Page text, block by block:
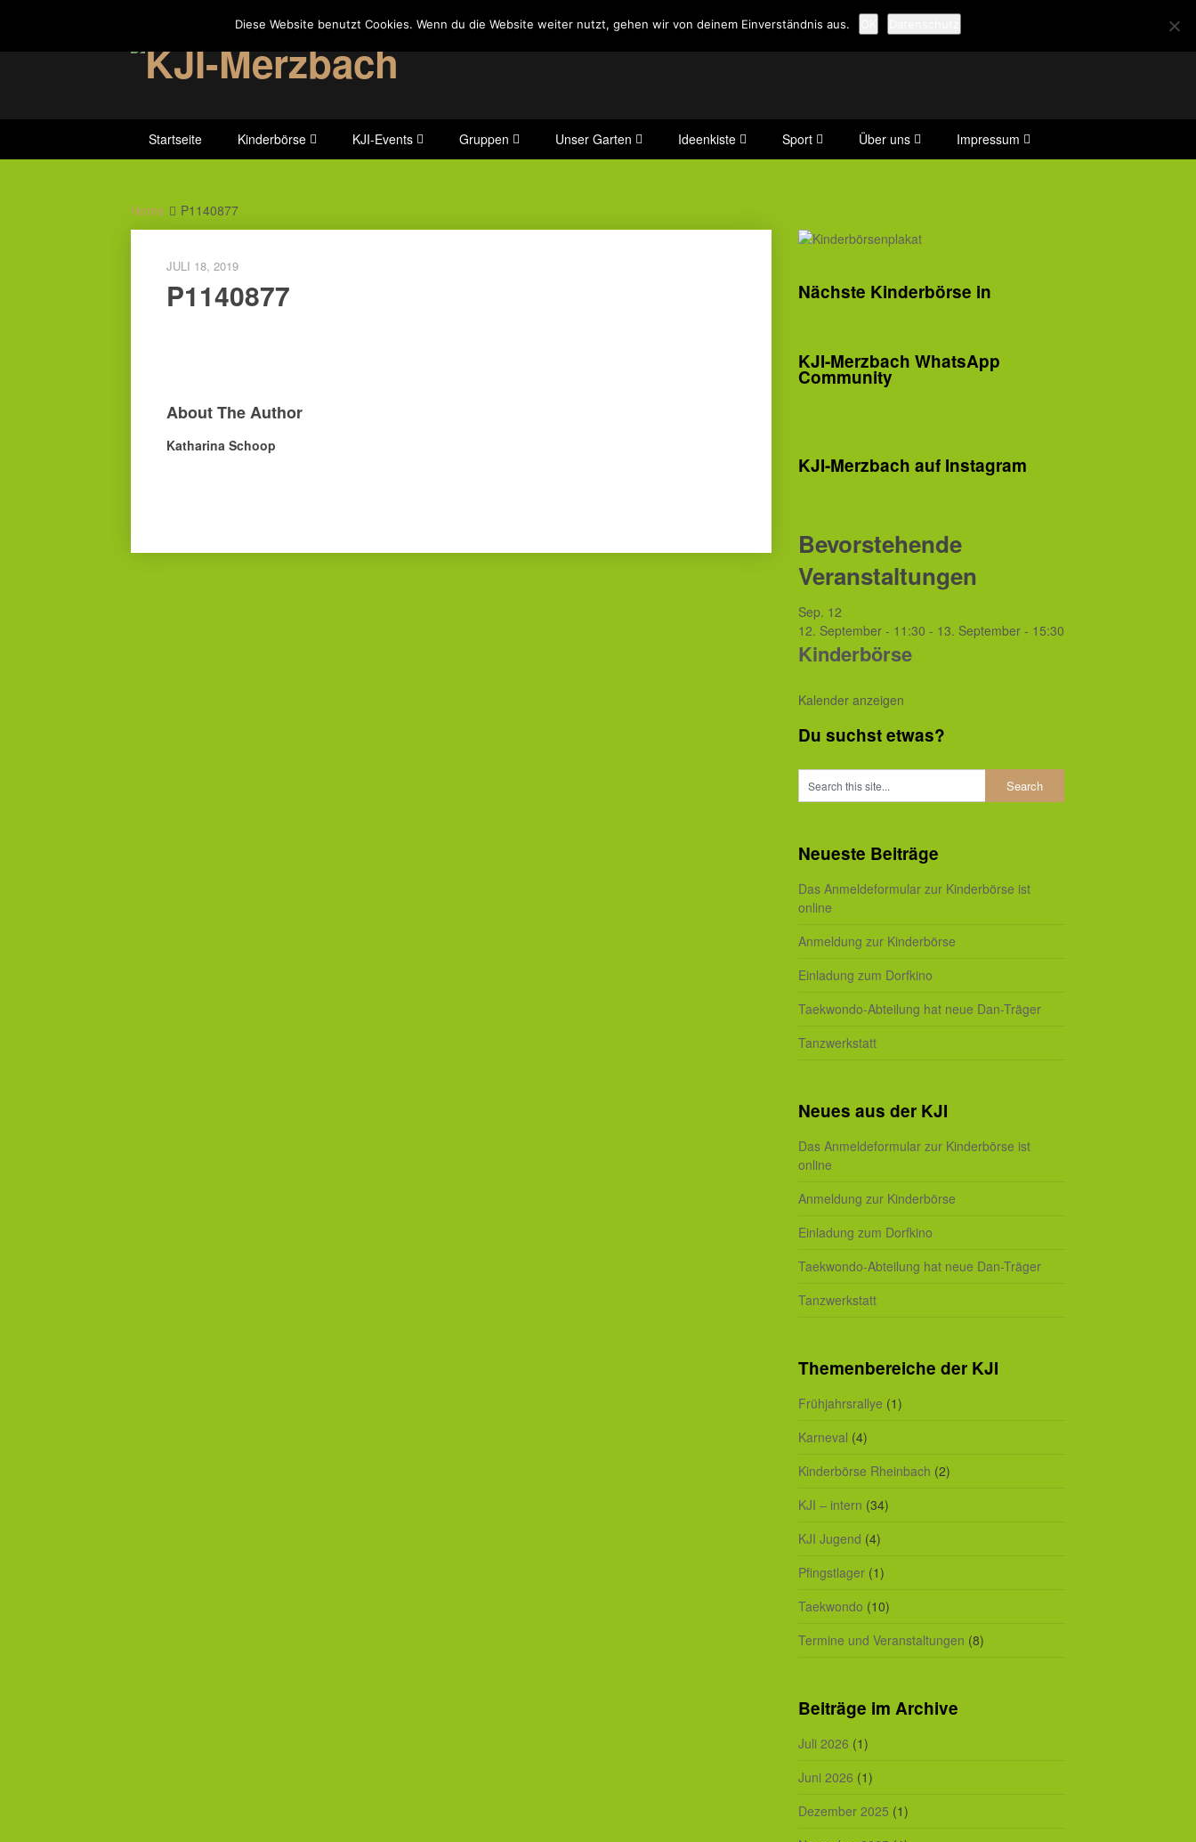
Startseite Kinderbörse KJI-Events Gruppen Unser Garten Ideenkiste Sport Über uns Impressum
Home P1140877
JULI 18, 2019
P1140877
About The Author
Katharina Schoop
Nächste Kinderbörse in
KJI-Merzbach WhatsApp
Community
KJI-Merzbach auf Instagram
Bevorstehende
Veranstaltungen
Sep. 12
12. September - 11:30 - 13. September - 15:30
Kinderbörse
Kalender anzeigen
Du suchst etwas?
Neueste Beiträge
Das Anmeldeformular zur Kinderbörse ist
online
Anmeldung zur Kinderbörse
Einladung zum Dorfkino
Taekwondo-Abteilung hat neue Dan-Träger
Tanzwerkstatt
Neues aus der KJI
Das Anmeldeformular zur Kinderbörse ist
online
Anmeldung zur Kinderbörse
Einladung zum Dorfkino
Taekwondo-Abteilung hat neue Dan-Träger
Tanzwerkstatt
Themenbereiche der KJI
Frühjahrsrallye (1)
Karneval (4)
Kinderbörse Rheinbach (2)
KJI – intern (34)
KJI Jugend (4)
Pfingstlager (1)
Taekwondo (10)
Termine und Veranstaltungen (8)
Beiträge im Archive
Juli 2026 (1)
Juni 2026 (1)
Dezember 2025 (1)
Diese Website benutzt Cookies. Wenn du die Website weiter nutzt, gehen wir von deinem Einverständnis aus.